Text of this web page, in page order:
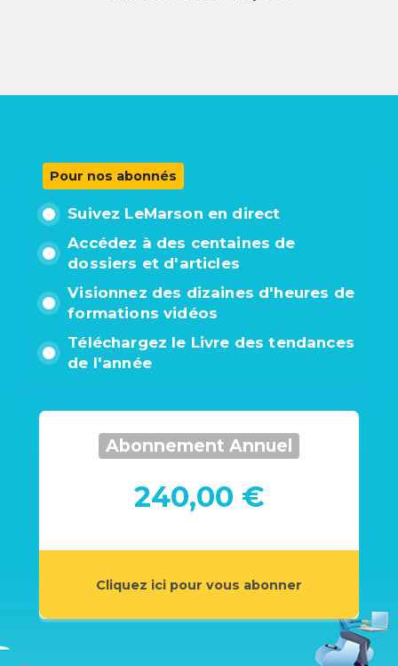
Pour nos abonnés
Suivez LeMarson en direct
Accédez à des centaines de
dossiers et d'articles
Visionnez des dizaines d'heures de
formations vidéos
Téléchargez le Livre des tendances
de l'année
Abonnement Annuel
240,00 €
Cliquez ici pour vous abonner